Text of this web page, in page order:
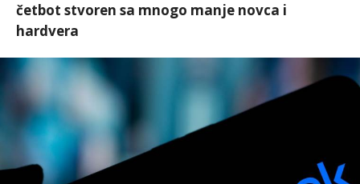
četbot stvoren sa mnogo manje novca i
hardvera